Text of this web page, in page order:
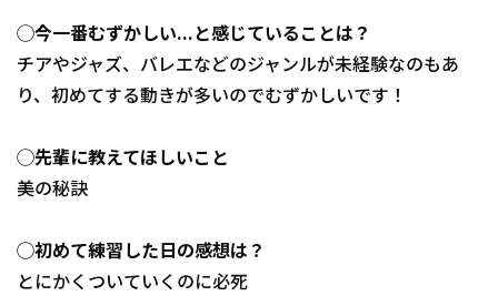
◯今一番むずかしい...と感じていることは？
チアやジャズ、バレエなどのジャンルが未経験なのもあ
り、初めてする動きが多いのでむずかしいです！
◯先輩に教えてほしいこと
美の秘訣
◯初めて練習した日の感想は？
とにかくついていくのに必死